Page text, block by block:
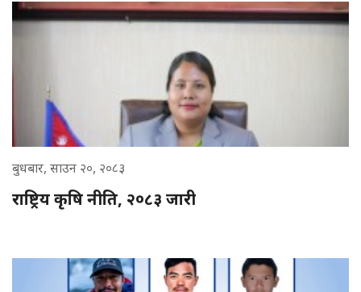
बुधबार, साउन २०, २०८३
राष्ट्रिय कृषि नीति, २०८३ जारी